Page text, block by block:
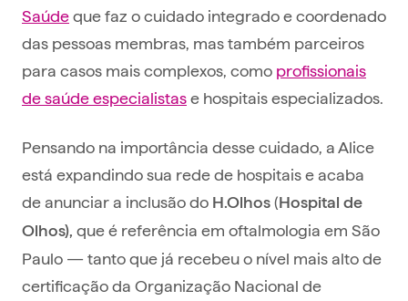
Saúdeque faz o cuidado integrado e coordenado
das pessoas membras, mas também parceiros
para casos mais complexos, como profissionais
de saúde especialistase hospitais especializados.
Pensando na importância desse cuidado, a Alice
está expandindo sua rede de hospitais e acaba
de anunciar a inclusão do H.Olhos (Hospital de
Olhos), que é referência em oftalmologia em São
Paulo — tanto que já recebeu o nível mais alto de
certificação da Organização Nacional de